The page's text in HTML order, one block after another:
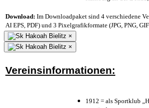
Download: Im Downloadpaket sind 4 verschiedene
AI EPS, PDF) und 3 Pixelgrafikformate (JPG, PNG,
×
×
Vereinsinformationen:
1912 = als Sportklub